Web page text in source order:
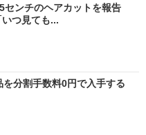
センチのヘアカットを報告
つ見ても...
分割手数料0円で入手する